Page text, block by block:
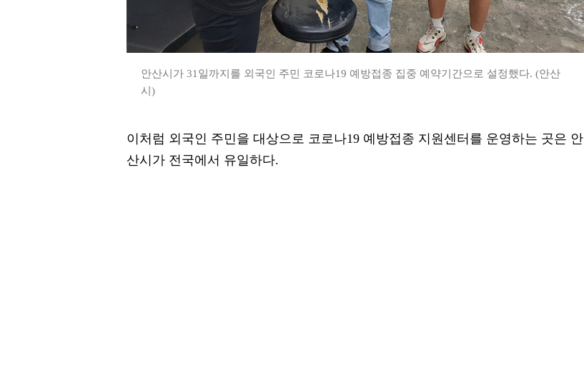
안산시가 31일까지를 외국인 주민 코로나19 예방접종 집중 예약기간으로 설정했다. (안산
시)
이처럼 외국인 주민을 대상으로 코로나19 예방접종 지원센터를 운영하는 곳은 안
산시가 전국에서 유일하다.